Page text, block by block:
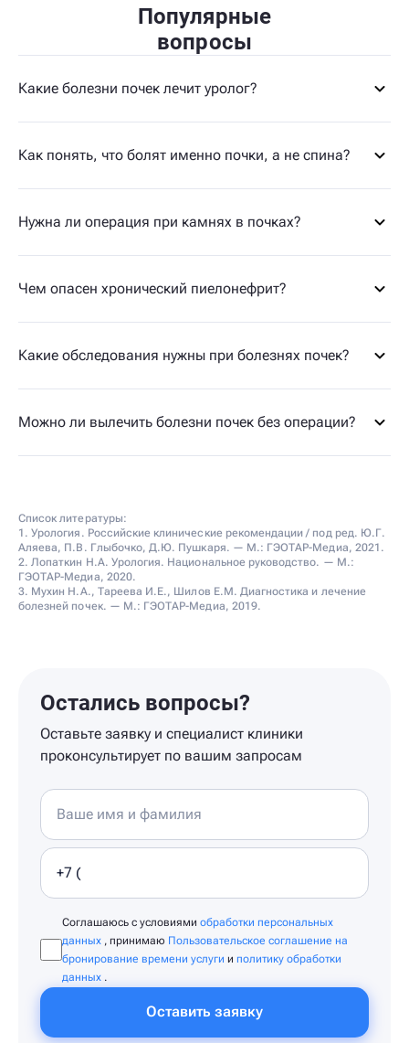
Популярные
вопросы
Какие болезни почек лечит уролог?
Как понять, что болят именно почки, а не спина?
Нужна ли операция при камнях в почках?
Чем опасен хронический пиелонефрит?
Какие обследования нужны при болезнях почек?
Можно ли вылечить болезни почек без операции?
Список литературы:
1. Урология. Российские клинические рекомендации / под ред. Ю.Г.
Аляева, П.В. Глыбочко, Д.Ю. Пушкаря. — М.: ГЭОТАР-Медиа, 2021.
2. Лопаткин Н.А. Урология. Национальное руководство. — М.:
ГЭОТАР-Медиа, 2020.
3. Мухин Н.А., Тареева И.Е., Шилов Е.М. Диагностика и лечение
болезней почек. — М.: ГЭОТАР-Медиа, 2019.
Остались вопросы?
Оставьте заявку и специалист клиники
проконсультирует по вашим запросам
Соглашаюсь с условиями обработки персональных
данных , принимаю Пользовательское соглашение на
бронирование времени услуги и политику обработки
данных .
Оставить заявку